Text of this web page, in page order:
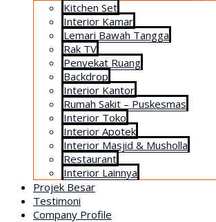
Kitchen Set
Interior Kamar
Lemari Bawah Tangga
Rak TV
Penyekat Ruang
Backdrop
Interior Kantor
Rumah Sakit – Puskesmas
Interior Toko
Interior Apotek
Interior Masjid & Musholla
Restaurant
Interior Lainnya
Projek Besar
Testimoni
Company Profile